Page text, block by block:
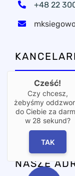
+48 22
OxPublica
+48 22
NASZE
Cześć!
Czy chcesz,
żebyśmy
do Ciebie za
w 28 sekund?
TAK